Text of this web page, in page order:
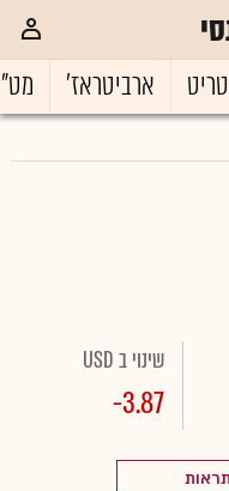
ארביטראז'
שינוי ב USD
-3.87